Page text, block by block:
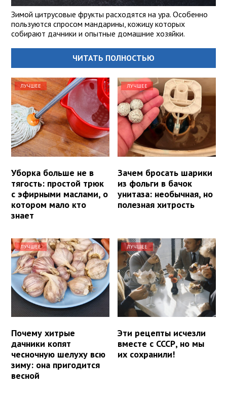
Зимой цитрусовые фрукты расходятся на ура. Особенно
пользуются спросом мандарины, кожицу которых
собирают дачники и опытные домашние хозяйки.
ЧИТАТЬ ПОЛНОСТЬЮ
ЛУЧШЕЕ
Уборка больше не в
тягость: простой трюк
с эфирными маслами, о
котором мало кто
знает
ЛУЧШЕЕ
Зачем бросать шарики
из фольги в бачок
унитаза: необычная, но
полезная хитрость
ЛУЧШЕЕ
Почему хитрые
дачники копят
чесночную шелуху всю
зиму: она пригодится
весной
ЛУЧШЕЕ
Эти рецепты исчезли
вместе с СССР, но мы
их сохранили!